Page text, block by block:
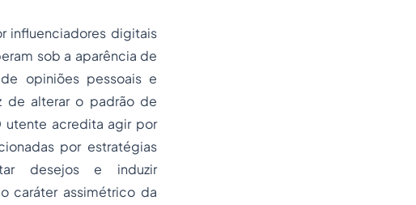
influenciadores digitais
sob a aparência de
opiniões pessoais e
de alterar o padrão de
utente acredita agir por
por estratégias
desejos e induzir
caráter assimétrico da